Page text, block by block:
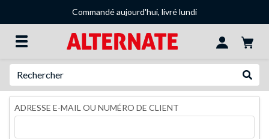
Commandé aujourd'hui, livré lundi
ADRESSE E-MAIL OU NUMÉRO DE CLIENT